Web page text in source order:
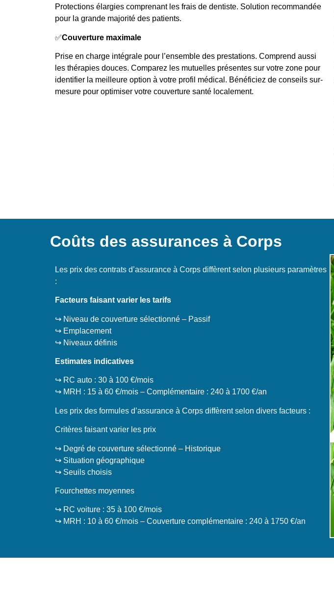
Protections élargies comprenant les frais de dentiste. Solution recommandée
pour la grande majorité des patients.
✅Couverture maximale
Prise en charge intégrale pour l’ensemble des prestations. Comprend aussi
les thérapies douces. Comparez les mutuelles présentes sur votre zone pour
identifier la meilleure option à votre profil médical. Bénéficiez de conseils sur-
mesure pour optimiser votre couverture santé localement.
Coûts des assurances à Corps
Les prix des contrats d’assurance à Corps diffèrent selon plusieurs paramètres
:
Facteurs faisant varier les tarifs
↪️ Niveau de couverture sélectionné – Passif
↪️ Emplacement
↪️ Niveaux définis
Estimates indicatives
↪️ RC auto : 30 à 100 €/mois
↪️ MRH : 15 à 60 €/mois – Complémentaire : 240 à 1700 €/an
Les prix des formules d’assurance à Corps diffèrent selon divers facteurs :
Critères faisant varier les prix
↪️ Degré de couverture sélectionné – Historique
↪️ Situation géographique
↪️ Seuils choisis
Fourchettes moyennes
↪️ RC voiture : 35 à 100 €/mois
↪️ MRH : 10 à 60 €/mois – Couverture complémentaire : 240 à 1750 €/an